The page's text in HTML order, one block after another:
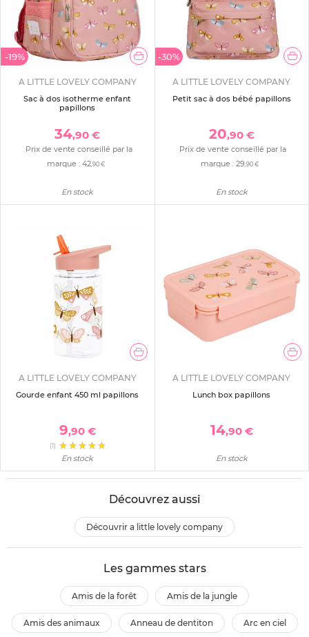
-19%
A LITTLE LOVELY COMPANY
Sac à dos isotherme enfant
papillons
34,90 €
Prix de vente conseillé par la
marque : 42,90 €
En stock
-30%
A LITTLE LOVELY COMPANY
Petit sac à dos bébé papillons
20,90 €
Prix de vente conseillé par la
marque :29 ,90 €
En stock
A LITTLE LOVELY COMPANY
Gourde enfant 450 ml papillons
9,90 €
(1)
En stock
A LITTLE LOVELY COMPANY
Lunch box papillons
14,90 €
En stock
Découvrez aussi
découvrir a little lovely company
Les gammes stars
amis de la forêt amis de la jungle
amis des animaux anneau de dentiton arc en ciel